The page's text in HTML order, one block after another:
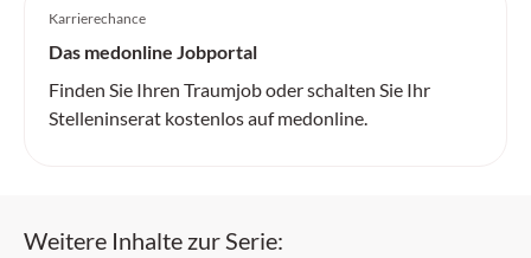
Karrierechance
Das medonline Jobportal
Finden Sie Ihren Traumjob oder schalten Sie Ihr
Stelleninserat kostenlos auf medonline.
Weitere Inhalte zur Serie: